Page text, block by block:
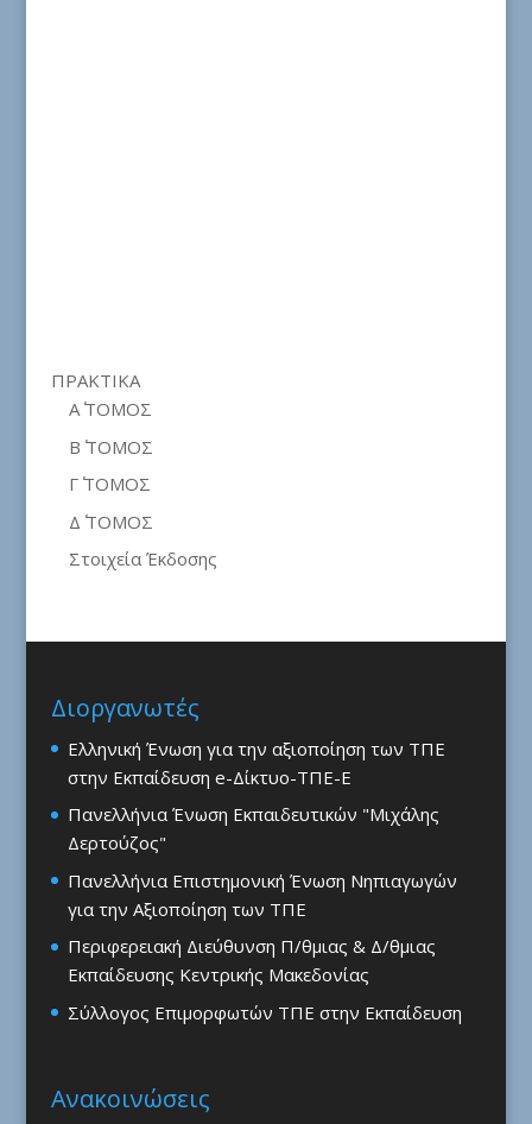
ΠΡΑΚΤΙΚΑ
Α΄ ΤΟΜΟΣ
Β΄ ΤΟΜΟΣ
Γ΄ ΤΟΜΟΣ
Δ΄ ΤΟΜΟΣ
Στοιχεία Έκδοσης
Διοργανωτές
Ελληνική Ένωση για την αξιοποίηση των ΤΠΕ
στην Εκπαίδευση e-Δίκτυο-ΤΠΕ-Ε
Πανελλήνια Ένωση Εκπαιδευτικών "Μιχάλης
Δερτούζος"
Πανελλήνια Επιστημονική Ένωση Νηπιαγωγών
για την Αξιοποίηση των ΤΠΕ
Περιφερειακή Διεύθυνση Π/θμιας & Δ/θμιας
Εκπαίδευσης Κεντρικής Μακεδονίας
Σύλλογος Επιμορφωτών ΤΠΕ στην Εκπαίδευση
Ανακοινώσεις